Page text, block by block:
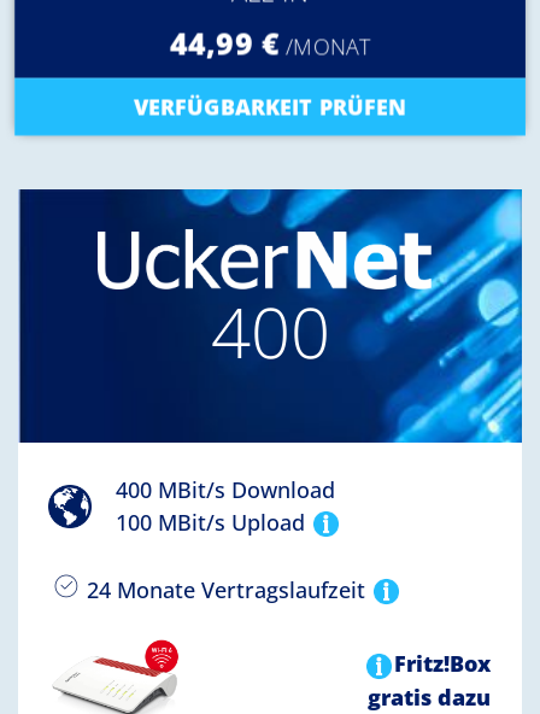
44,99 € /MONAT
VERFÜGBARKEIT PRÜFEN
400
400 MBit/s Download
100 MBit/s Upload
24 Monate Vertragslaufzeit
Fritz!Box
gratis dazu